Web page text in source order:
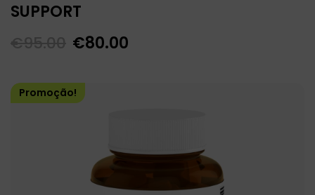
SUPPORT
€80.00
Promoção!